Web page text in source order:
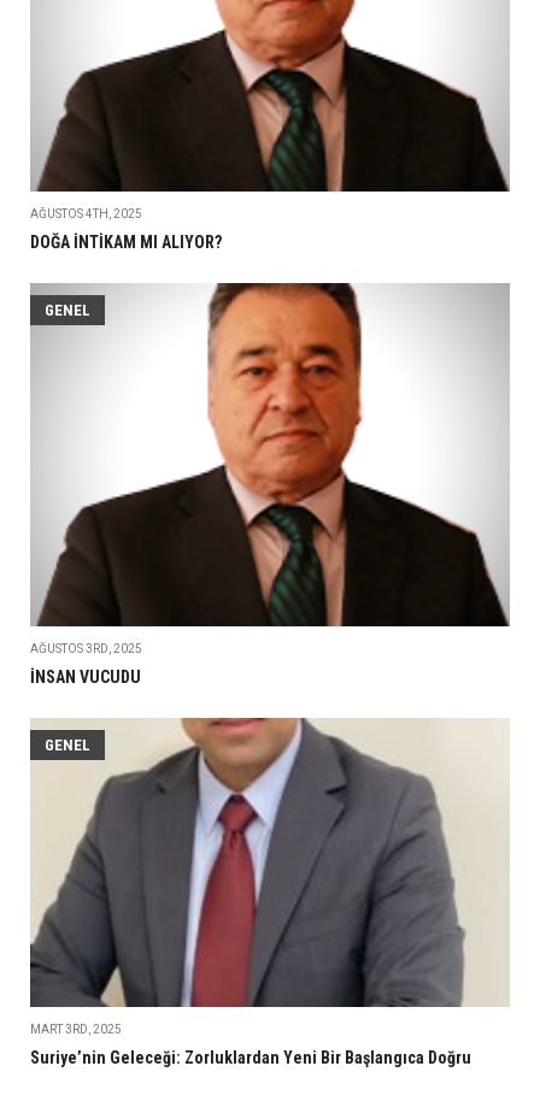
AĞUSTOS 4TH, 2025
DOĞA İNTİKAM MI ALIYOR?
GENEL
AĞUSTOS 3RD, 2025
İNSAN VUCUDU
GENEL
MART 3RD, 2025
Suriye’nin Geleceği: Zorluklardan Yeni Bir Başlangıca Doğru